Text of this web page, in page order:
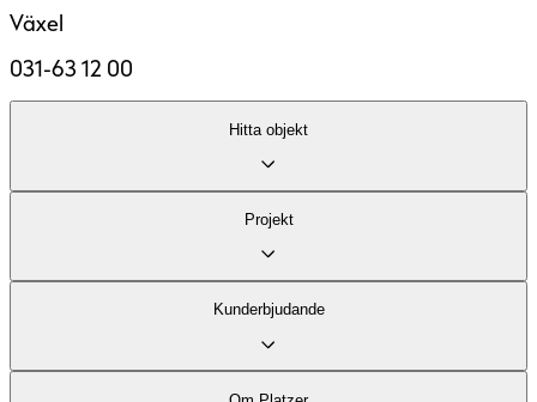
Växel
031-63 12 00
Hitta objekt
Fastigheter
Projekt
Stadsutveckling
Kund­erbjudande